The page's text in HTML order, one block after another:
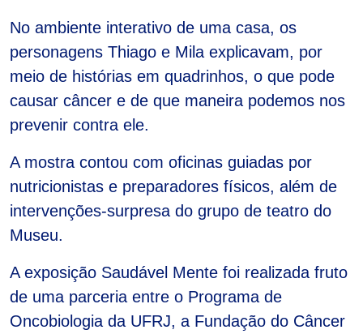
No ambiente interativo de uma casa, os
personagens Thiago e Mila explicavam, por
meio de histórias em quadrinhos, o que pode
causar câncer e de que maneira podemos nos
prevenir contra ele.
A mostra contou com oficinas guiadas por
nutricionistas e preparadores físicos, além de
intervenções-surpresa do grupo de teatro do
Museu.
A exposição Saudável Mente foi realizada fruto
de uma parceria entre o Programa de
Oncobiologia da UFRJ, a Fundação do Câncer